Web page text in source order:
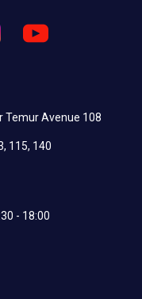
Temur Avenue 108
115, 140
- 18:00